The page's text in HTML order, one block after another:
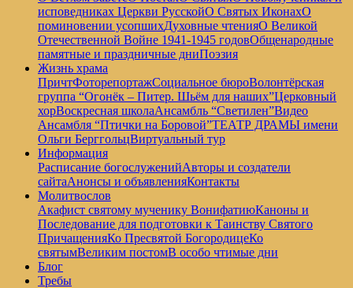
исповедниках Церкви РусскойО Святых ИконахО
поминовении усопшихДуховные чтенияО Великой
Отечественной Войне 1941-1945 годовОбщенародные
памятные и праздничные дниПоэзия
Жизнь храма
ПричтФоторепортажСоциальное бюроВолонтёрская
группа “Огонёк – Питер. Шьём для наших”Церковный
хорВоскресная школаАнсамбль “Светилен”Видео
Ансамбля “Птички на Боровой”ТЕАТР ДРАМЫ имени
Ольги БерггольцВиртуальный тур
Информация
Расписание богослуженийАвторы и создатели
сайтаАнонсы и объявленияКонтакты
Молитвослов
Акафист святому мученику ВонифатиюКаноны и
Последование для подготовки к Таинству Святого
ПричащенияКо Пресвятой БогородицеКо
святымВеликим постомВ особо чтимые дни
Блог
Требы